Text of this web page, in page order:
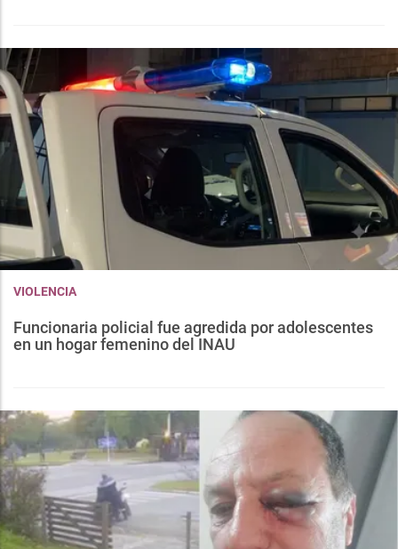
VIOLENCIA
Funcionaria policial fue agredida por adolescentes
en un hogar femenino del INAU